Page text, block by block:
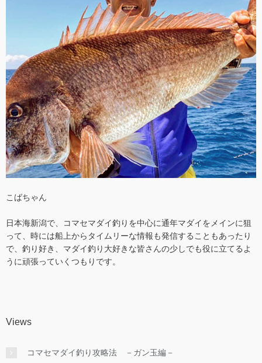
こばちゃん
日本海新潟で、コマセマダイ釣りを中心に通年マダイをメインに狙
って、時には船上からタイムリーな情報も発信することもあったり
で、釣り好き、マダイ釣り大好きな皆さんの少しでも役に立てるよ
うに頑張っていくつもりです。
Views
コマセマダイ釣り攻略法 －ガン玉編－